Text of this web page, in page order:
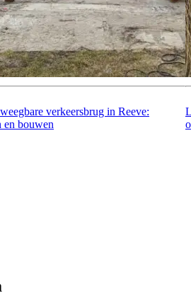
verkeersbrug in Reeve:
bouwen